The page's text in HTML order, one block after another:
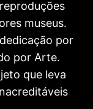
museus.
por
por Arte.
que leva